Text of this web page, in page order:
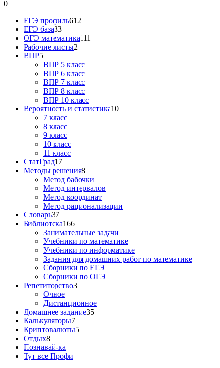
0
ЕГЭ профиль612
ЕГЭ база33
ОГЭ математика111
Рабочие листы2
ВПР5
ВПР 5 класс
ВПР 6 класс
ВПР 7 класс
ВПР 8 класс
ВПР 10 класс
Вероятность и статистика10
7 класс
8 класс
9 класс
10 класс
11 класс
СтатГрад17
Методы решения8
Метод бабочки
Метод интервалов
Метод координат
Метод рационализации
Словарь37
Библиотека166
Занимательные задачи
Учебники по математике
Учебники по информатике
Задания для домашних работ по математике
Сборники по ЕГЭ
Сборники по ОГЭ
Репетиторство3
Очное
Дистанционное
Домашнее задание35
Калькуляторы7
Криптовалюты5
Отдых8
Познавай-ка
Тут все Профи